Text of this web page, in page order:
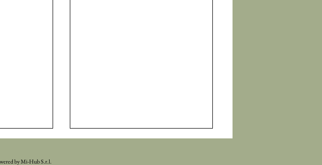
by Mi-Hub S.r.l.